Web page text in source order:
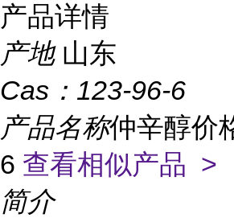
产品详情
产地 山东
Cas： 123-96-6
产品名称仲辛醇价
6 查看相似产品 >
简介